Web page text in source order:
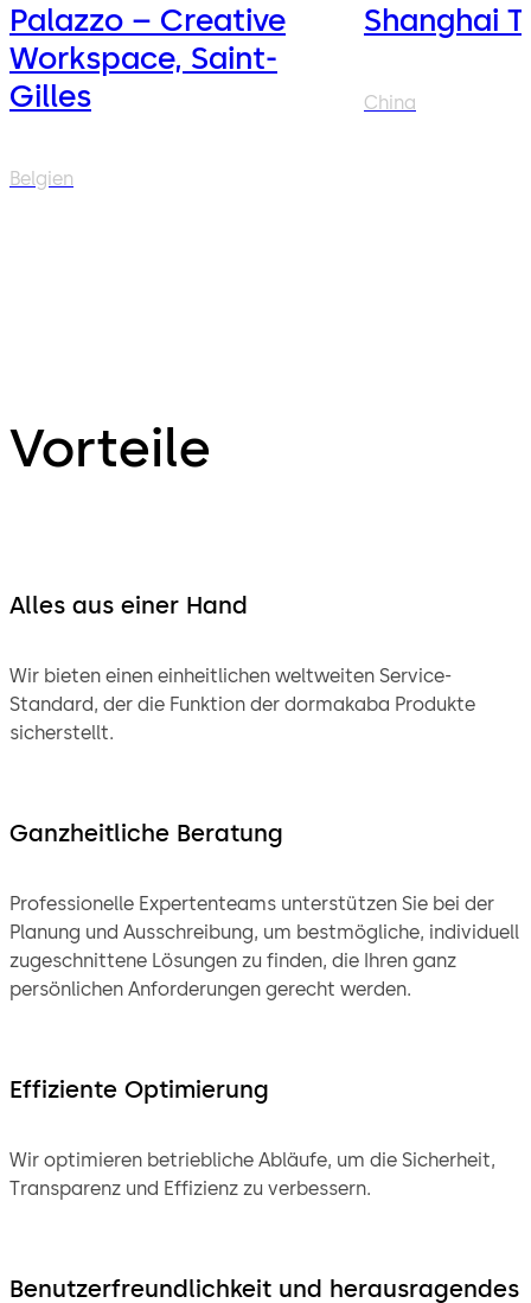
Palazzo – Creative
Workspace, Saint-
Gilles
Belgien
Shanghai
China
Vorteile
Alles aus einer Hand
Wir bieten einen einheitlichen weltweiten Service-
Standard, der die Funktion der dormakaba Produkte
sicherstellt.
Ganzheitliche Beratung
Professionelle Expertenteams unterstützen Sie bei der
Planung und Ausschreibung, um bestmögliche, individuell
zugeschnittene Lösungen zu finden, die Ihren ganz
persönlichen Anforderungen gerecht werden.
Effiziente Optimierung
Wir optimieren betriebliche Abläufe, um die Sicherheit,
Transparenz und Effizienz zu verbessern.
Benutzerfreundlichkeit und herausragendes